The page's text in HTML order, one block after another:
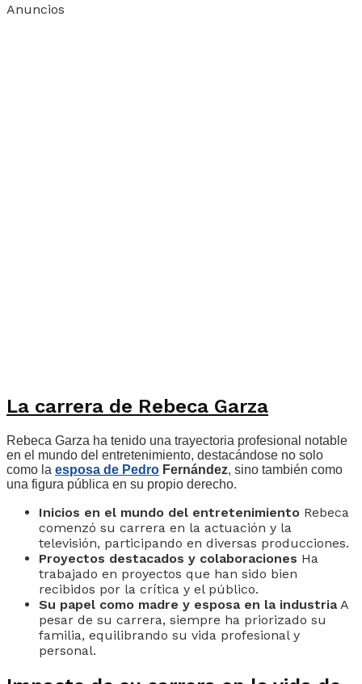
Anuncios
La carrera de Rebeca Garza
Rebeca Garza ha tenido una trayectoria profesional notable
en el mundo del entretenimiento, destacándose no solo
como la esposa de Pedro Fernández, sino también como
una figura pública en su propio derecho.
Inicios en el mundo del entretenimiento Rebeca
comenzó su carrera en la actuación y la
televisión, participando en diversas producciones.
Proyectos destacados y colaboraciones Ha
trabajado en proyectos que han sido bien
recibidos por la crítica y el público.
Su papel como madre y esposa en la industriaA
pesar de su carrera, siempre ha priorizado su
familia, equilibrando su vida profesional y
personal.